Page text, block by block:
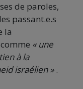
de paroles,
passant.e.s
la
« une
à la
israélien ».